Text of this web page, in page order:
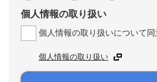
個人情報の取り扱い
個人情報の取り扱いについて同
個人情報の取り扱い